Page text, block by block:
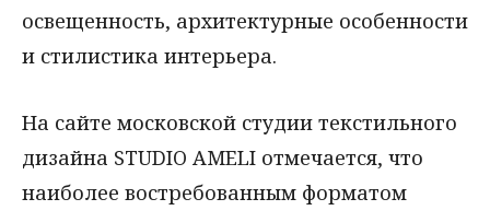
освещенность, архитектурные особенности
и стилистика интерьера.
На сайте московской студии текстильного
дизайна STUDIO AMELI отмечается, что
наиболее востребованным форматом